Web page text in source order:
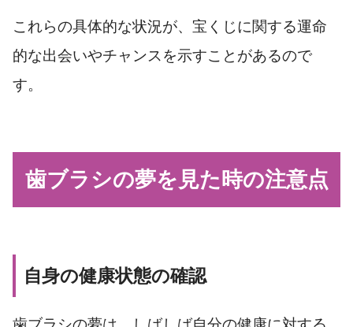
これらの具体的な状況が、宝くじに関する運命
的な出会いやチャンスを示すことがあるので
す。
歯ブラシの夢を見た時の注意点
自身の健康状態の確認